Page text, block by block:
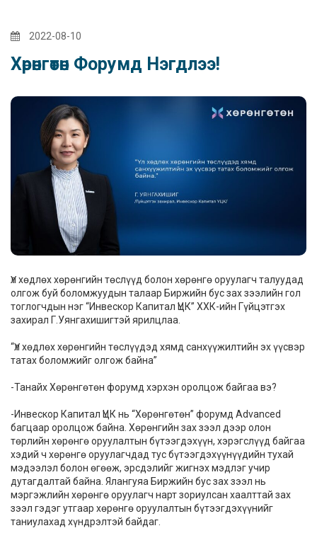
2022-08-10
Хөрөнгөтөн Форумд Нэгдлээ!
Үл хөдлөх хөрөнгийн төслүүд болон хөрөнгө оруулагч талуудад
олгож буй боломжуудын талаар Биржийн бус зах зээлийн гол
тоглогчдын нэг “Инвескор Капитал ҮЦК” ХХК-ийн Гүйцэтгэх
захирал Г.Уянгахишигтэй ярилцлаа.
“Үл хөдлөх хөрөнгийн төслүүдэд хямд санхүүжилтийн эх үүсвэр
татах боломжийг олгож байна”
-Танайх Хөрөнгөтөн форумд хэрхэн оролцож байгаа вэ?
-Инвескор Капитал ҮЦК нь “Хөрөнгөтөн” форумд Advanced
багцаар оролцож байна. Хөрөнгийн зах зээл дээр олон
төрлийн хөрөнгө оруулалтын бүтээгдэхүүн, хэрэгслүүд байгаа
хэдий ч хөрөнгө оруулагчдад тус бүтээгдэхүүнүүдийн тухай
мэдээлэл болон өгөөж, эрсдэлийг жигнэх мэдлэг учир
дутагдалтай байна. Ялангуяа Биржийн бус зах зээл нь
мэргэжлийн хөрөнгө оруулагч нарт зориулсан хаалттай зах
зээл гэдэг утгаар хөрөнгө оруулалтын бүтээгдэхүүнийг
таниулахад хүндрэлтэй байдаг.